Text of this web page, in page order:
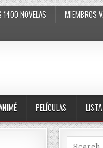
1400 NOVELAS MIEMBROS
PELÍCULAS
Search